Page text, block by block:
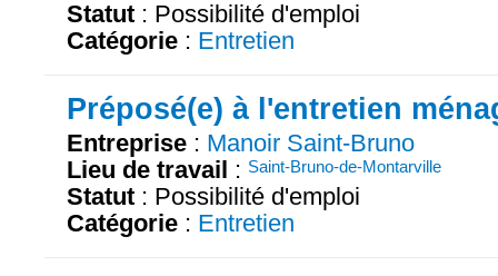
Statut : Possibilité d'emploi
Catégorie : Entretien
Préposé(e) à l'entretien
Entreprise : Manoir Saint-Bruno
Lieu de travail : Saint-Bruno-de-Montarville
Statut : Possibilité d'emploi
Catégorie : Entretien